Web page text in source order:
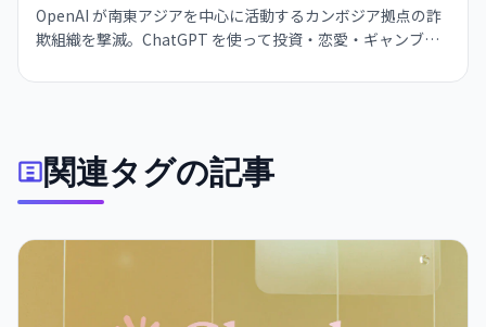
OpenAI が南東アジアを中心に活動するカンボジア拠点の詐
欺組織を撃滅。ChatGPT を使って投資・恋愛・ギャンブル
関連タグの記事